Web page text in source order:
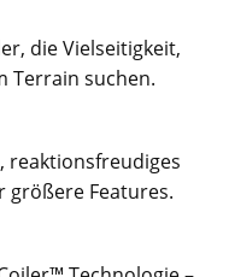
die Vielseitigkeit,
Terrain suchen.
reaktionsfreudiges
größere Features.